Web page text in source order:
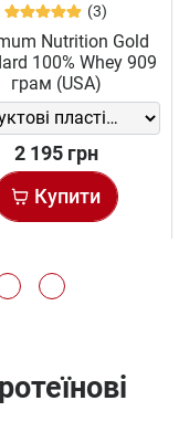
(3)
Nutrition Gold
100% Whey 909
грам (USA)
2 195 грн
Купити